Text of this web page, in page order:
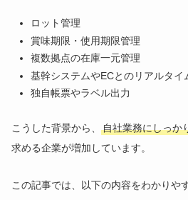
ロット管理
賞味期限・使用期限管理
複数拠点の在庫一元管理
基幹システムやECとのリアルタイ
独自帳票やラベル出力
こうした背景から、自社業務にしっか
求める企業が増加しています。
この記事では、以下の内容をわかりや